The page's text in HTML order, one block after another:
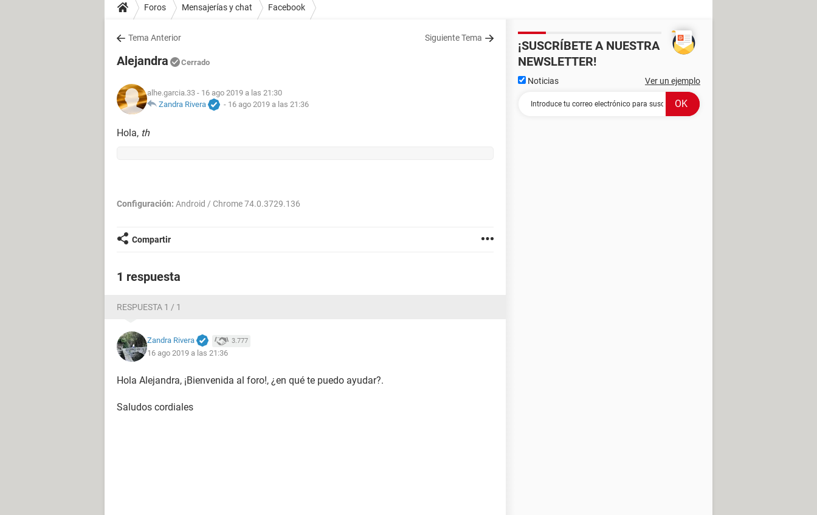
Foros Mensajerías y chat Facebook
Tema Anterior Siguiente Tema
Alejandra Cerrado
alhe.garcia.33 - 16 ago 2019 a las 21:30
Zandra Rivera
- 16 ago 2019 a las 21:36
Hola, th
Configuración: Android / Chrome 74.0.3729.136
Compartir
1 respuesta
RESPUESTA 1 / 1
Zandra Rivera 3.777
16 ago 2019 a las 21:36
Hola Alejandra, ¡Bienvenida al foro!, ¿en qué te puedo ayudar?.
Saludos cordiales
¡SUSCRÍBETE A NUESTRA
NEWSLETTER!
Noticias Ver un ejemplo